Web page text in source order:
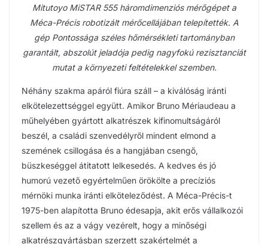
Mitutoyo MiSTAR 555 háromdimenziós mérőgépet a
Méca-Précis robotizált mérőcellájában telepítették. A
gép Pontossága széles hőmérsékleti tartományban
garantált, abszolút jeladója pedig nagyfokú rezisztanciát
mutat a környezeti feltételekkel szemben.
Néhány szakma apáról fiúra száll – a kiválóság iránti
elkötelezettséggel együtt. Amikor Bruno Mériaudeau a
műhelyében gyártott alkatrészek kifinomultságáról
beszél, a családi szenvedélyről mindent elmond a
szemének csillogása és a hangjában csengő,
büszkeséggel átitatott lelkesedés. A kedves és jó
humorú vezető egyértelműen örökölte a precíziós
mérnöki munka iránti elköteleződést. A Méca-Précis-t
1975-ben alapította Bruno édesapja, akit erős vállalkozói
szellem és az a vágy vezérelt, hogy a minőségi
alkatrészgyártásban szerzett szakértelmét a